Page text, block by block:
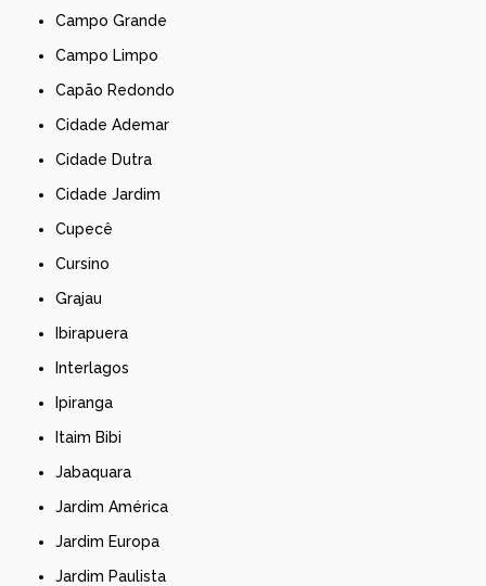
Campo Grande
Campo Limpo
Capão Redondo
Cidade Ademar
Cidade Dutra
Cidade Jardim
Cupecê
Cursino
Grajau
Ibirapuera
Interlagos
Ipiranga
Itaim Bibi
Jabaquara
Jardim América
Jardim Europa
Jardim Paulista